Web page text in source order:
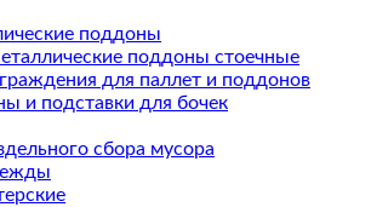
поддоны
поддоны стоечные
для паллет и поддонов
и подставки для бочек
сбора мусора